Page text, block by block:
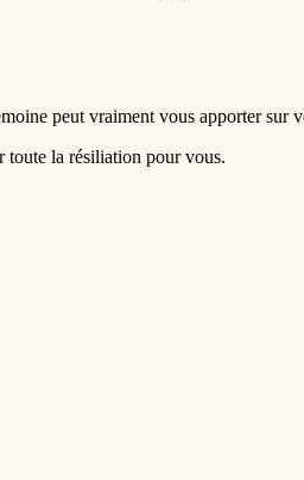
peut vraiment vous apporter sur
la résiliation pour vous.